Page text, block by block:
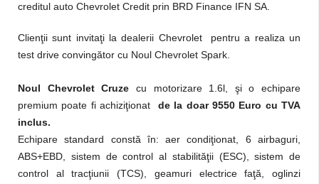
creditul auto Chevrolet Credit prin BRD Finance IFN SA.
Clienţii sunt invitaţi la dealerii Chevrolet pentru a realiza un
test drive convingător cu Noul Chevrolet Spark.
Noul Chevrolet Cruze cu motorizare 1.6l, şi o echipare
premium poate fi achiziţionat de la doar 9550 Euro cu TVA
inclus.
Echipare standard constă în: aer condiţionat, 6 airbaguri,
ABS+EBD, sistem de control al stabilităţii (ESC), sistem de
control al tracţiunii (TCS), geamuri electrice faţă, oglinzi